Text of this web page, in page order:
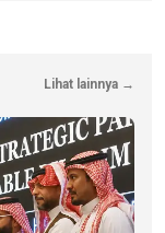
Lihat lainnya →